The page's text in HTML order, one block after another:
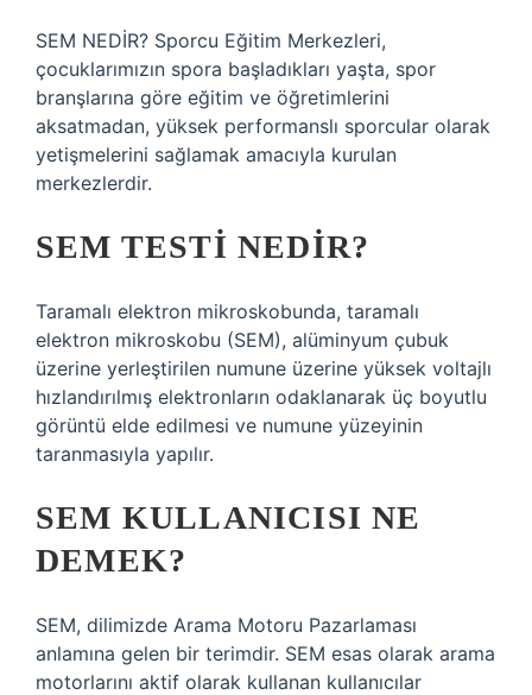
SEM NEDİR? Sporcu Eğitim Merkezleri,
çocuklarımızın spora başladıkları yaşta, spor
branşlarına göre eğitim ve öğretimlerini
aksatmadan, yüksek performanslı sporcular olarak
yetişmelerini sağlamak amacıyla kurulan
merkezlerdir.
SEM TESTI NEDIR?
Taramalı elektron mikroskobunda, taramalı
elektron mikroskobu (SEM), alüminyum çubuk
üzerine yerleştirilen numune üzerine yüksek voltajlı
hızlandırılmış elektronların odaklanarak üç boyutlu
görüntü elde edilmesi ve numune yüzeyinin
taranmasıyla yapılır.
SEM KULLANICISI NE
DEMEK?
SEM, dilimizde Arama Motoru Pazarlaması
anlamına gelen bir terimdir. SEM esas olarak arama
motorlarını aktif olarak kullanan kullanıcılar